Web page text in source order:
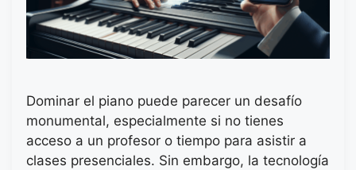
Dominar el piano puede parecer un desafío
monumental, especialmente si no tienes
acceso a un profesor o tiempo para asistir a
clases presenciales. Sin embargo, la tecnología